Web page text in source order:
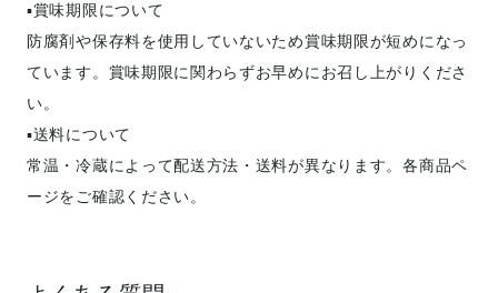
▪️賞味期限について
防腐剤や保存料を使用していないため賞味期限が短めになっ
ています。賞味期限に関わらずお早めにお召し上がりくださ
い。
▪️送料について
常温・冷蔵によって配送方法・送料が異なります。各商品ペ
ージをご確認ください。